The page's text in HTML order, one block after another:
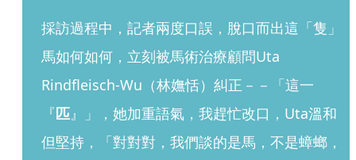
採訪過程中，記者兩度口誤，脫口而出這「隻」
馬如何如何，立刻被馬術治療顧問Uta
Rindfleisch-Wu（林嫵恬）糾正－－「這一
『匹』」，她加重語氣，我趕忙改口，Uta溫和
但堅持，「對對對，我們談的是馬，不是蟑螂，